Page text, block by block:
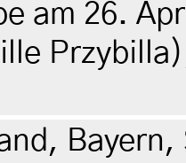
am 26.
Bayern,